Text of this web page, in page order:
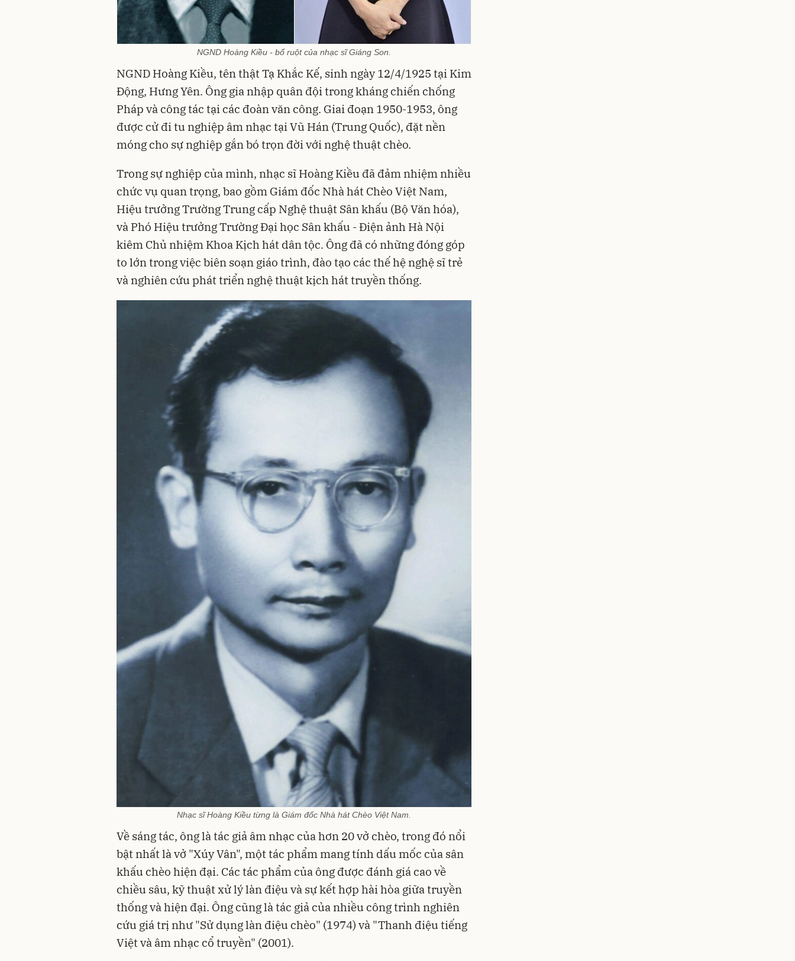
NGND Hoàng Kiều - bố ruột của nhạc sĩ Giáng Son.
NGND Hoàng Kiều, tên thật Tạ Khắc Kế, sinh ngày 12/4/1925 tại Kim
Động, Hưng Yên. Ông gia nhập quân đội trong kháng chiến chống
Pháp và công tác tại các đoàn văn công. Giai đoạn 1950-1953, ông
được cử đi tu nghiệp âm nhạc tại Vũ Hán (Trung Quốc), đặt nền
móng cho sự nghiệp gắn bó trọn đời với nghệ thuật chèo.
Trong sự nghiệp của mình, nhạc sĩ Hoàng Kiều đã đảm nhiệm nhiều
chức vụ quan trọng, bao gồm Giám đốc Nhà hát Chèo Việt Nam,
Hiệu trưởng Trường Trung cấp Nghệ thuật Sân khấu (Bộ Văn hóa),
và Phó Hiệu trưởng Trường Đại học Sân khấu - Điện ảnh Hà Nội
kiêm Chủ nhiệm Khoa Kịch hát dân tộc. Ông đã có những đóng góp
to lớn trong việc biên soạn giáo trình, đào tạo các thế hệ nghệ sĩ trẻ
và nghiên cứu phát triển nghệ thuật kịch hát truyền thống.
Nhạc sĩ Hoàng Kiều từng là Giám đốc Nhà hát Chèo Việt Nam.
Về sáng tác, ông là tác giả âm nhạc của hơn 20 vở chèo, trong đó nổi
bật nhất là vở "Xúy Vân", một tác phẩm mang tính dấu mốc của sân
khấu chèo hiện đại. Các tác phẩm của ông được đánh giá cao về
chiều sâu, kỹ thuật xử lý làn điệu và sự kết hợp hài hòa giữa truyền
thống và hiện đại. Ông cũng là tác giả của nhiều công trình nghiên
cứu giá trị như "Sử dụng làn điệu chèo" (1974) và "Thanh điệu tiếng
Việt và âm nhạc cổ truyền" (2001).